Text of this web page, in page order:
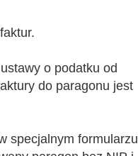
o podatku od
do paragonu jest
specjalnym formularzu